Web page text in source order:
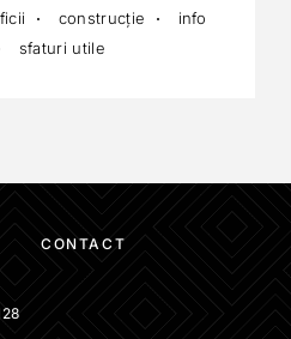
construcție
info
sfaturi utile
CONTACT